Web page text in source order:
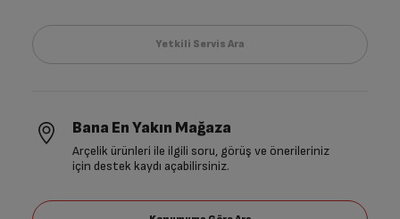
Bana En Yakın Mağaza
Arçelik ürünleri ile ilgili soru, görüş ve önerileriniz
için destek kaydı açabilirsiniz.